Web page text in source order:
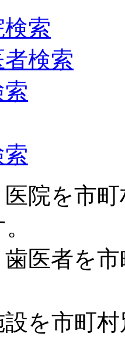
索
検索
院を市
医者を
を市町